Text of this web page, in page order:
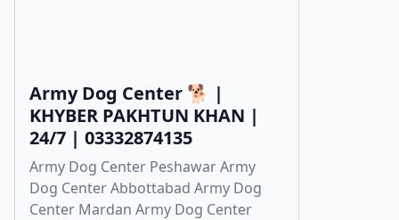
Army Dog Center 🐕 |
KHYBER PAKHTUN KHAN |
24/7 | 03332874135
Army Dog Center Peshawar Army
Dog Center Abbottabad Army Dog
Center Mardan Army Dog Center